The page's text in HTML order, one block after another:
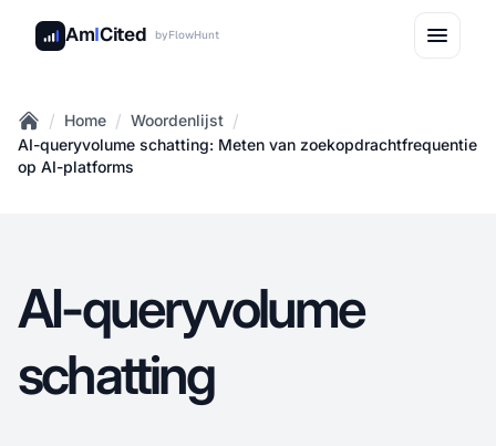
AmICited byFlowHunt
Home
/ Home / Woordenlijst /
AI-queryvolume schatting: Meten van zoekopdrachtfrequentie
op AI-platforms
AI-queryvolume
schatting